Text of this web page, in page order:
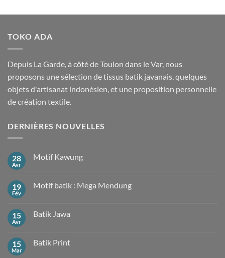
TOKO ADA
Depuis La Garde, à côté de Toulon dans le Var, nous
proposons une sélection de tissus batik javanais, quelques
objets d'artisanat indonésien, et une proposition personnelle
de création textile.
DERNIÈRES NOUVELLES
28
Avr
Motif Kawung
Motif
19
Fév
Motif batik : Mega Mendung
Motif
Mendung
15
Avr
Batik Jawa
Batik
15
Mar
Batik Print